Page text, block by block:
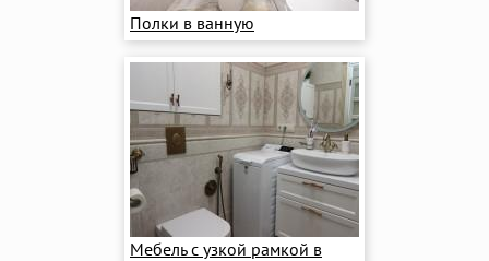
Полки в ванную
Мебель с узкой рамкой в